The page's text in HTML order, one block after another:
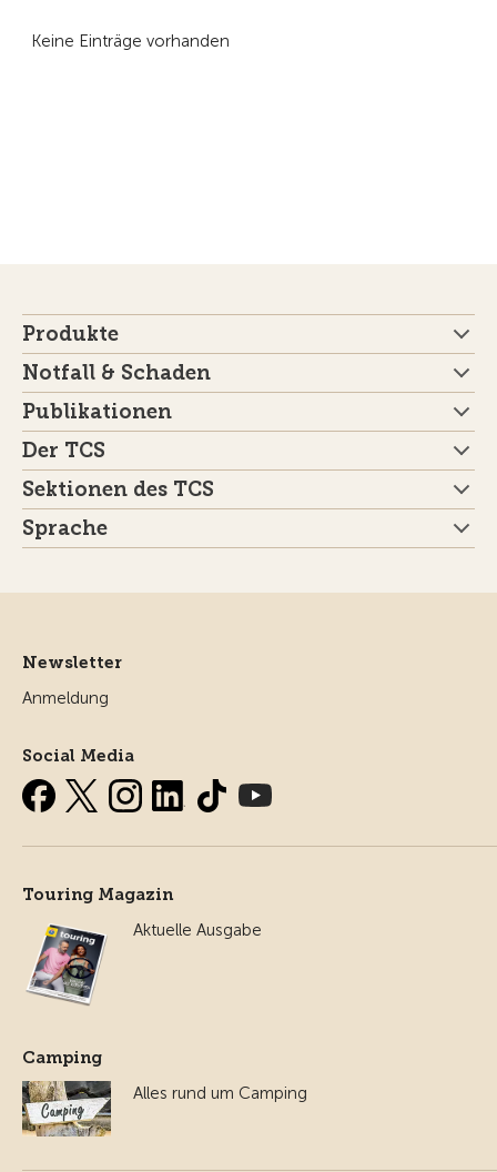
Keine Einträge vorhanden
Produkte
Notfall & Schaden
Publikationen
Der TCS
Sektionen des TCS
Sprache
Newsletter
Anmeldung
Social Media
Touring Magazin
Aktuelle Ausgabe
Camping
Alles rund um Camping